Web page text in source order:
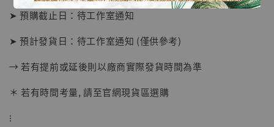
➤ 預購截止日：待工作室通知
➤ 預計發貨日：待工作室通知 (僅供參考)
→ 若有提前或延後則以廠商實際發貨時間為準
＊ 若有時間考量, 請至官網現貨區選購
⁝